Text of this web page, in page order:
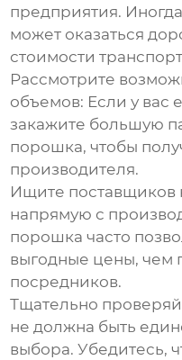
предприятия.
может оказаться
стоимости
Рассмотрите
объемов: Если у вас
закажите большую
порошка, чтобы
производителя.
Ищите поставщиков
напрямую с
порошка часто
выгодные цены, чем
посредников.
Тщательно
не должна быть
выбора. Убедитесь,